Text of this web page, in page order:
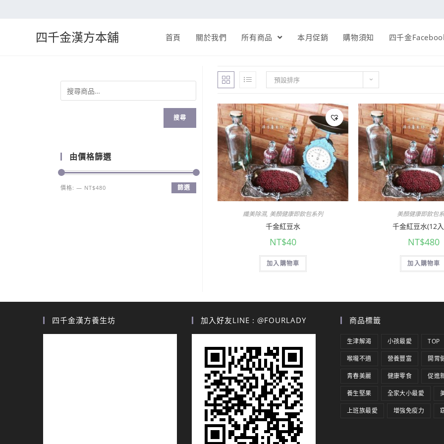
四千金漢方本舖 首頁 關於我們 所有商品 本月促銷 購物須知 四千金
預設排序
纖美除濕, 美顏健康即飲包系列
千金紅豆水
NT$40
加入購物車
美顏健康即飲包
千金紅豆水(12
NT$480
加入購物車
搜尋
由價格篩選
篩選
價格: — NT$480
四千金漢方養生坊 加入好友LINE : @FOURLADY 商品標籤
生津解渴 小孩最愛 TOP
喉嚨不適 營養豐富 開胃
青春美麗 健康零食 促進
養生堅果 全家大小最愛
上班族最愛 增強免疫力